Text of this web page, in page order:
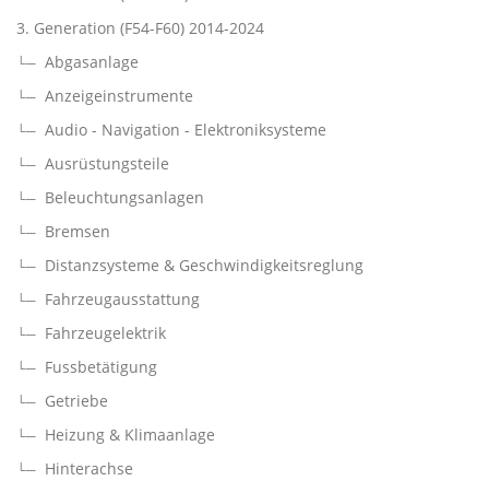
3. Generation (F54-F60) 2014-2024
Abgasanlage
Anzeigeinstrumente
Audio - Navigation - Elektroniksysteme
Ausrüstungsteile
Beleuchtungsanlagen
Bremsen
Distanzsysteme & Geschwindigkeitsreglung
Fahrzeugausstattung
Fahrzeugelektrik
Fussbetätigung
Getriebe
Heizung & Klimaanlage
Hinterachse